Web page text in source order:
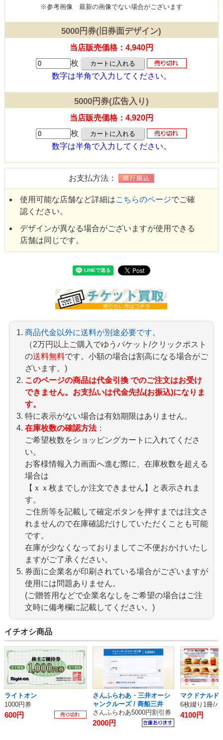
※参考画像 最新の画像でない場合がございます
5000円券(旧券面デザイン)
当店販売価格：4,940円
枚
数字は半角で入力してください。
5000円券(広告入り)
当店販売価格：4,920円
枚
数字は半角で入力してください。
お支払方法：
使用可能な店舗など詳細はこちらのページでご確
認ください。
デザインが異なる場合がございますが使用できる
店舗は同じです。
商品代金以外に送料が別途必要です。
（2万円以上ご購入でゆうパケット/クリックポスト
の送料無料です。小額の場合は割高になる場合がご
ざいます。)
このページの商品は代金引換 でのご注文はお受け
できません。お支払いは代金先払(お振込)になりま
す。
特に表示がない場合は有効期限はありません。
在庫枚数の確認方法：
ご希望枚数をショッピングカートに入れてくださ
い。
お客様情報入力画面へ進む際に、在庫枚数を超える
場合は
【ｘｘ枚までしか注文できません】と表示されま
す。
ご住所等を記載して確定ボタンを押すまでは注文さ
れませんので在庫確認だけしていただくことも可能
です。
在庫が少なくなっておりましてご不便おかけいたし
ますがご了承ください。
券面に企業名が印刷されている場合がございますが
使用には問題ありません。
(ご贈答用などで企業名なしをご希望の場合はご注
文時に備考欄に記載してください。)
イチオシ商品
ライトオン
1000円券
600円
さんふらわあ・三井オーシ
ャンクルーズ / 商船三井
さんふらわあ5000円割引券
2000円
マクドナルド
4100円